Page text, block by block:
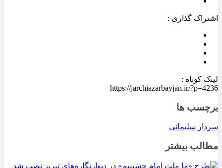
اشتراک گذاری :
لینک کوتاه :
https://jarchiazarbayjan.ir/?p=4236
برچسب ها
سردار سلیمانی
مطالب بیشتر